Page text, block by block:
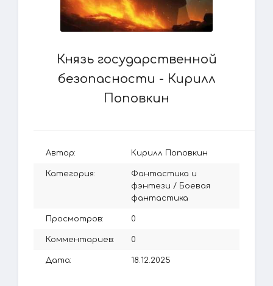
Князь государственной
безопасности - Кирилл
Поповкин
Автор: Кирилл Поповкин
Категория:
Фантастика и
фэнтези / Боевая
фантастика
Просмотров: 0
Комментариев: 0
Дата: 18.12.2025